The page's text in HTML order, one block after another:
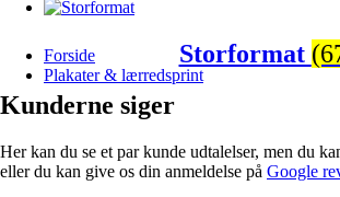
Forside
Plakater & lærredsprint
Storformat
Kunderne siger
Her kan du se et par kunde udtalelser, men du
eller du kan give os din anmeldelse på Google